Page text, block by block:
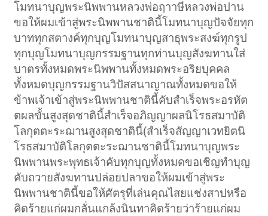
โมทนาบุญพระนิพพานหลวงพ่อฤาาษีหลวงพ่อปาน
ขอให้ผมเข้าสู่พระนิพพานชาตินี้โมทนาบุญปัจจัยทุก
บาททุกสตางค์ทุกบุญโมทนาบุญสาธุพระสงฆ์ทุกรูป
ทุกบุญโมทนาบุญกรรมฐานทุกท่านบุญสังฆทานใส่
บาตรทั้งหมดพระนิพพานทั้งหมดพระอริยบุคคล
ทั้งหมดบุญกรรมฐานวิปัสสนาญาณทั้งหมดขอให้
ข้าพเจ้าเข้าสู่พระนิพพานชาตินี้คับสำเร็จพระอรหัต
ตผลขั้นสูงสุดชาตินี้สำเร็จอภิญญาผลนิโรธสมาบัติ
โลกุตตะระฌานสูงสุดชาตินี้(สำเร็จสัญญาเวทยิตนิ
โรธสมาบัติโลกุตตะระฌานชาตินี้โมทนาบุญพระ
นิพพานพระพุทธเจ้าคับทุกบุญทั้งหมดขอเชิญทำบุญ
คับถวายสังฆทานปล่อยปลาขอให้ผมเข้าสู่พระ
นิพพานชาตินี้ขอให้ศัตรุที่เล่นคุณไสยแช่งสาปหรือ
คิดร้ายแก่ผมกลั่นแกล้งนินทาคิดร้ายว่าร้ายแก่ผม